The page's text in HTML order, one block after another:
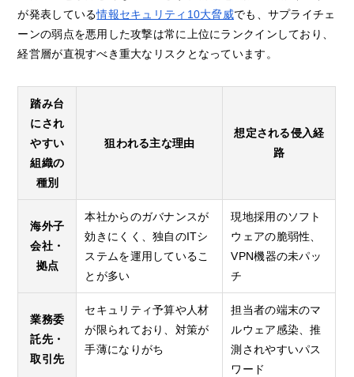
が発表している情報セキュリティ10大脅威でも、サプライチェ
ーンの弱点を悪用した攻撃は常に上位にランクインしており、
経営層が直視すべき重大なリスクとなっています。
踏み台
にされ
やすい
組織の
種別
狙われる主な理由
想定される侵入経
路
海外子
会社・
拠点
本社からのガバナンスが
効きにくく、独自のITシ
ステムを運用しているこ
とが多い
現地採用のソフト
ウェアの脆弱性、
VPN機器の未パッ
チ
業務委
託先・
取引先
セキュリティ予算や人材
が限られており、対策が
手薄になりがち
担当者の端末のマ
ルウェア感染、推
測されやすいパス
ワード